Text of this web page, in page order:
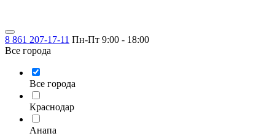
8 861 207-17-11 Пн-Пт 9:00 - 18:00
Все города
Все города
Краснодар
Анапа